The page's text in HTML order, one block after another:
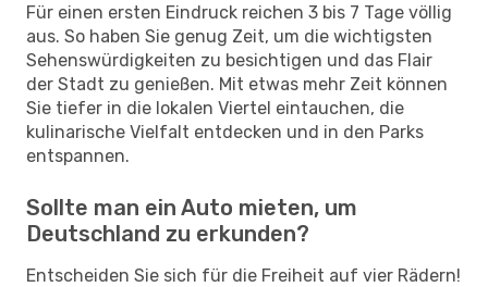
Für einen ersten Eindruck reichen 3 bis 7 Tage völlig
aus. So haben Sie genug Zeit, um die wichtigsten
Sehenswürdigkeiten zu besichtigen und das Flair
der Stadt zu genießen. Mit etwas mehr Zeit können
Sie tiefer in die lokalen Viertel eintauchen, die
kulinarische Vielfalt entdecken und in den Parks
entspannen.
Sollte man ein Auto mieten, um
Deutschland zu erkunden?
Entscheiden Sie sich für die Freiheit auf vier Rädern!